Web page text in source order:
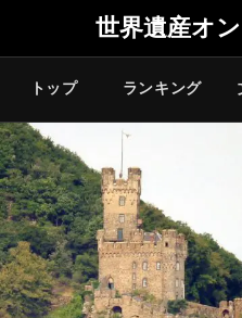
世界遺産オ
トップ ランキング